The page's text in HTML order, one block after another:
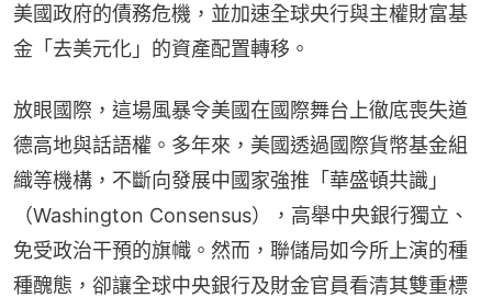
美國政府的債務危機，並加速全球央行與主權財富基
金「去美元化」的資產配置轉移。
放眼國際，這場風暴令美國在國際舞台上徹底喪失道
德高地與話語權。多年來，美國透過國際貨幣基金組
織等機構，不斷向發展中國家強推「華盛頓共識」
（Washington Consensus），高舉中央銀行獨立、
免受政治干預的旗幟。然而，聯儲局如今所上演的種
種醜態，卻讓全球中央銀行及財金官員看清其雙重標